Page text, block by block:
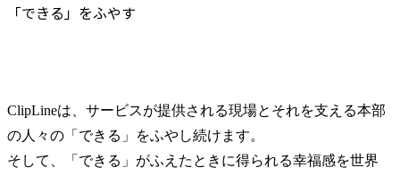
「できる」をふやす
ClipLineは、サービスが提供される現場とそれを支える本部
の人々の「できる」をふやし続けます。
そして、「できる」がふえたときに得られる幸福感を世界